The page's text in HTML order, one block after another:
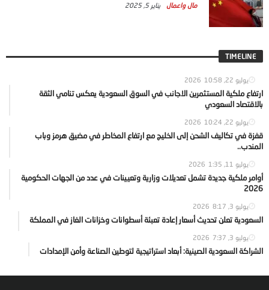
مال واعمال يناير 5, 2025
TIMELINE
يوليو 22, 2026 10:58
ارتفاع ملكية المستثمرين الاجانب في السوق السعودية يعكس تنامي الثقة
بالاقتصاد السعودي
يوليو 22, 2026 10:24
قفزة في تكاليف الشحن إلى الخليج مع ارتفاع المخاطر في مضيق هرمز وباب
المندب..
يوليو 11, 2026 1:35
أوامر ملكية جديدة تشمل تعديلات وزارية وتعيينات في عدد من الجهات الحكومية
2026
يوليو 3, 2026 8:17
السعودية تعلن تحديث أسعار إعادة تعبئة أسطوانات وخزانات الغاز في المملكة
يوليو 3, 2026 7:37
الشراكة السعودية الصينية: أبعاد استراتيجية لتوطين الصناعة وأمن الإمدادات